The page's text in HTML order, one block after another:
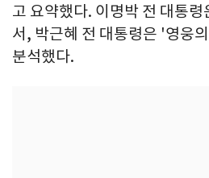
고 요약했다. 이명박 전 대통
서, 박근혜 전 대통령은 '영웅
분석했다.